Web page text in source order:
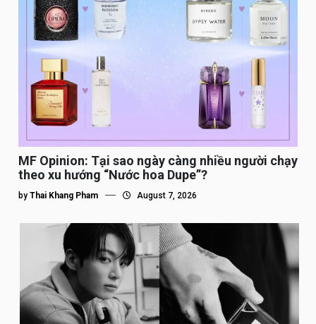
MF Opinion: Tại sao ngày càng nhiều người chạy
theo xu hướng “Nước hoa Dupe”?
by Thai Khang Pham August 7, 2026